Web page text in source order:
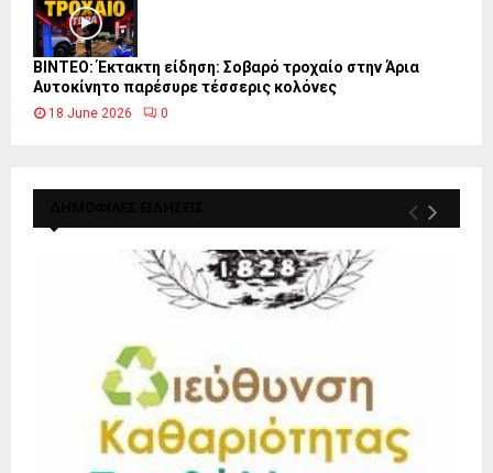
ΒΙΝΤΕΟ: Έκτακτη είδηση: Σοβαρό τροχαίο στην Άρια
Αυτοκίνητο παρέσυρε τέσσερις κολόνες
18 June 2026 0